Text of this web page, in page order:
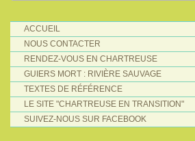
ACCUEIL
NOUS CONTACTER
RENDEZ-VOUS EN CHARTREUSE
GUIERS MORT : RIVIÈRE SAUVAGE
TEXTES DE RÉFÉRENCE
LE SITE "CHARTREUSE EN TRANSITION"
SUIVEZ-NOUS SUR FACEBOOK